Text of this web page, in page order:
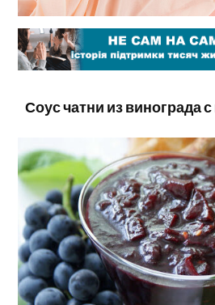
Соус чатни из винограда